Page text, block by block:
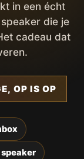
in een écht
die je
cadeau dat
OP IS OP